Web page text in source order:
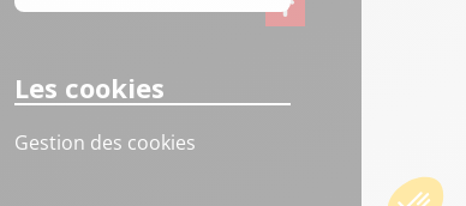
Les cookies
Gestion des cookies